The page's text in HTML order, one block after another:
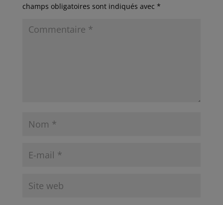
champs obligatoires sont indiqués avec *